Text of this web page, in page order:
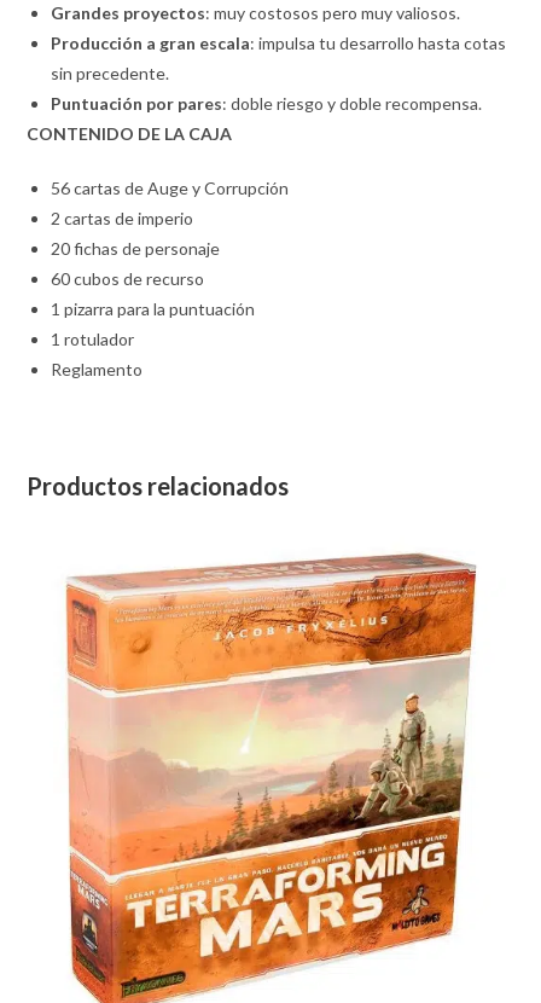
Grandes proyectos: muy costosos pero muy valiosos.
Producción a gran escala: impulsa tu desarrollo hasta cotas
sin precedente.
Puntuación por pares: doble riesgo y doble recompensa.
CONTENIDO DE LA CAJA
56 cartas de Auge y Corrupción
2 cartas de imperio
20 fichas de personaje
60 cubos de recurso
1 pizarra para la puntuación
1 rotulador
Reglamento
Productos relacionados